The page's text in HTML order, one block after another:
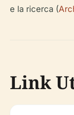
e la ricerca (
Link